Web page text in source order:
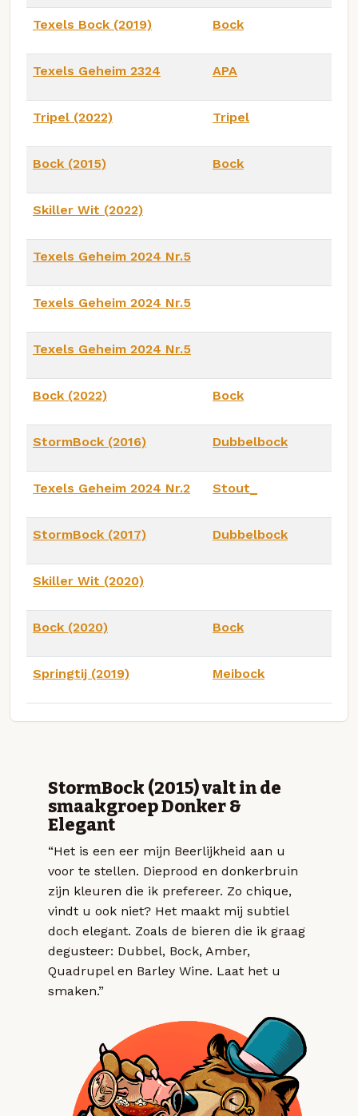
Texels Bock (2019) Bock
Texels Geheim 2324 APA
Tripel (2022) Tripel
Bock (2015) Bock
Skiller Wit (2022)
Texels Geheim 2024 Nr.5
Texels Geheim 2024 Nr.5
Texels Geheim 2024 Nr.5
Bock (2022) Bock
StormBock (2016) Dubbelbock
Texels Geheim 2024 Nr.2 Stout_
StormBock (2017) Dubbelbock
Skiller Wit (2020)
Bock (2020) Bock
Springtij (2019) Meibock
StormBock (2015) valt in de
smaakgroep Donker &
Elegant
“Het is een eer mijn Beerlijkheid aan u
voor te stellen. Dieprood en donkerbruin
zijn kleuren die ik prefereer. Zo chique,
vindt u ook niet? Het maakt mij subtiel
doch elegant. Zoals de bieren die ik graag
degusteer: Dubbel, Bock, Amber,
Quadrupel en Barley Wine. Laat het u
smaken.”